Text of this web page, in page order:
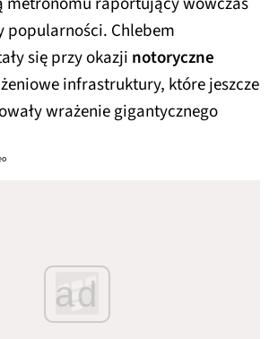
popularności. Chlebem
się przy okazji notoryczne
infrastruktury, które jeszcze
wrażenie gigantycznego
ad